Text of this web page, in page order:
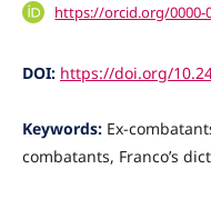
https://orcid.org/0000-
DOI: https://doi.org/
Keywords: Ex-
combatants, Franco’s